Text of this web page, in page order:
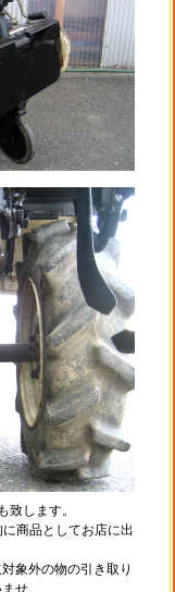
します。
商品としてお店に出
象外の物の引き取り
せ。